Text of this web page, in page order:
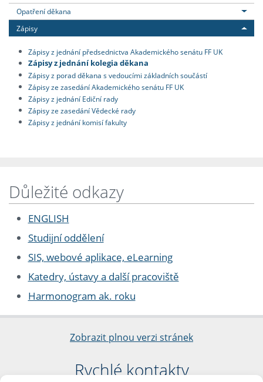
Opatření děkana
Zápisy
Zápisy z jednání předsednictva Akademického senátu FF UK
Zápisy z jednání kolegia děkana
Zápisy z porad děkana s vedoucími základních součástí
Zápisy ze zasedání Akademického senátu FF UK
Zápisy z jednání Ediční rady
Zápisy ze zasedání Vědecké rady
Zápisy z jednání komisí fakulty
Důležité odkazy
ENGLISH
Studijní oddělení
SIS, webové aplikace, eLearning
Katedry, ústavy a další pracoviště
Harmonogram ak. roku
Zobrazit plnou verzi stránek
Rychlé kontakty